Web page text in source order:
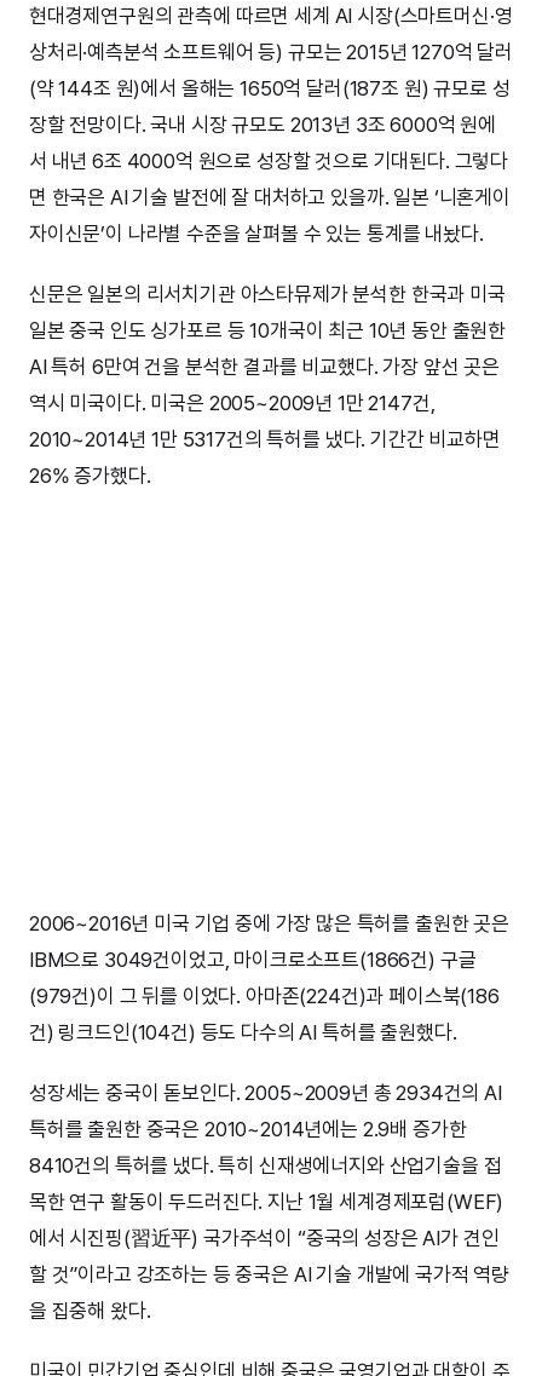
현대경제연구원의 관측에 따르면 세계 AI 시장(스마트머신·영
상처리·예측분석 소프트웨어 등) 규모는 2015년 1270억 달러
(약 144조 원)에서 올해는 1650억 달러(187조 원) 규모로 성
장할 전망이다. 국내 시장 규모도 2013년 3조 6000억 원에
서 내년 6조 4000억 원으로 성장할 것으로 기대된다. 그렇다
면 한국은 AI 기술 발전에 잘 대처하고 있을까. 일본 ‘니혼게이
자이신문’이 나라별 수준을 살펴볼 수 있는 통계를 내놨다.
신문은 일본의 리서치기관 아스타뮤제가 분석한 한국과 미국
일본 중국 인도 싱가포르 등 10개국이 최근 10년 동안 출원한
AI 특허 6만여 건을 분석한 결과를 비교했다. 가장 앞선 곳은
역시 미국이다. 미국은 2005~2009년 1만 2147건,
2010~2014년 1만 5317건의 특허를 냈다. 기간간 비교하면
26% 증가했다.
2006~2016년 미국 기업 중에 가장 많은 특허를 출원한 곳은
IBM으로 3049건이었고, 마이크로소프트(1866건) 구글
(979건)이 그 뒤를 이었다. 아마존(224건)과 페이스북(186
건) 링크드인(104건) 등도 다수의 AI 특허를 출원했다.
성장세는 중국이 돋보인다. 2005~2009년 총 2934건의 AI
특허를 출원한 중국은 2010~2014년에는 2.9배 증가한
8410건의 특허를 냈다. 특히 신재생에너지와 산업기술을 접
목한 연구 활동이 두드러진다. 지난 1월 세계경제포럼(WEF)
에서 시진핑(習近平) 국가주석이 “중국의 성장은 AI가 견인
할 것”이라고 강조하는 등 중국은 AI 기술 개발에 국가적 역량
을 집중해 왔다.
미국이 민간기업 중심인데 비해 중국은 국영기업과 대학이 주